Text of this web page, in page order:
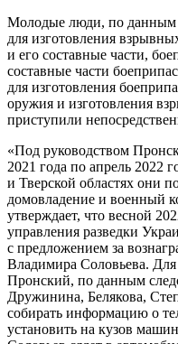
Молодые люди, по данным
для изготовления
и его составные части,
составные части
для изготовления
оружия и изготовления
приступили
«Под руководством
2021 года по апрель 2022
и Тверской областях они
домовладение и военный
утверждает, что весной
управления разведки
с предложением за
Владимира Соловьева.
Пронский, по данным
Дружинина, Белякова,
собирать информацию о
установить на кузов